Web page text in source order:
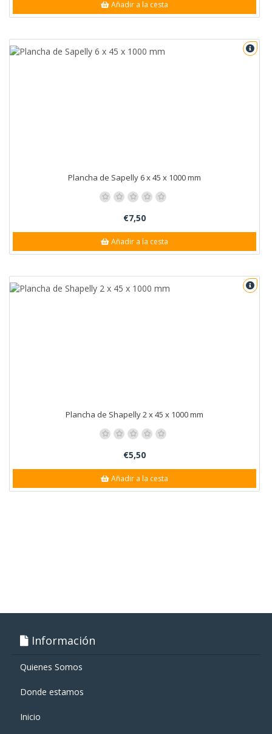
Añadir a la cesta
Plancha de Sapelly 6 x 45 x 1000 mm
€7,50
Añadir a la cesta
Plancha de Shapelly 2 x 45 x 1000 mm
€5,50
Añadir a la cesta
Información
Quienes Somos
Donde estamos
Inicio